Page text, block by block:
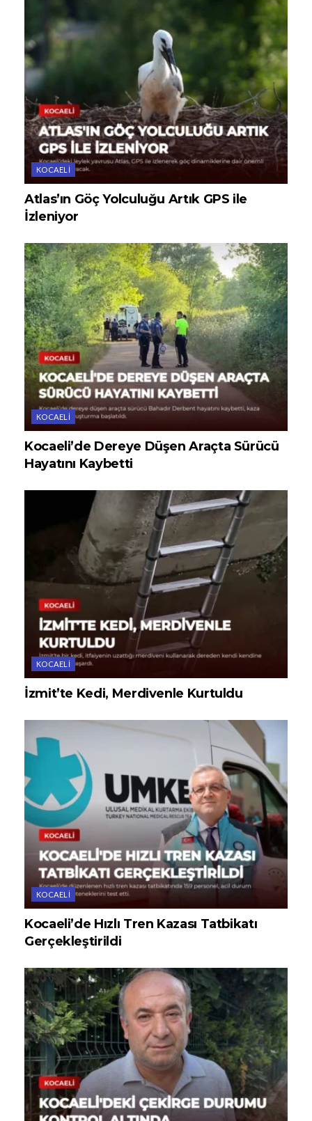
KOCAELI
Atlas’ın Göç Yolculuğu Artık GPS ile
İzleniyor
KOCAELI
Kocaeli’de Dereye Düşen Araçta Sürücü
Hayatını Kaybetti
KOCAELI
İzmit’te Kedi, Merdivenle Kurtuldu
KOCAELI
Kocaeli’de Hızlı Tren Kazası Tatbikatı
Gerçekleştirildi